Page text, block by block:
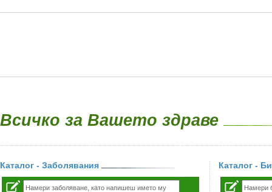
Всичко за Вашето здраве
Каталог - Заболявания Каталог -